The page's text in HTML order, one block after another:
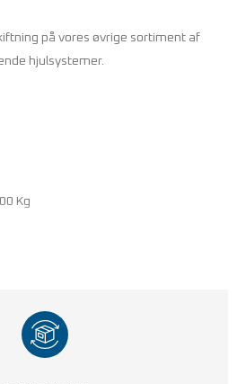
på vores øvrige sortiment af
hjulsystemer.
Kg